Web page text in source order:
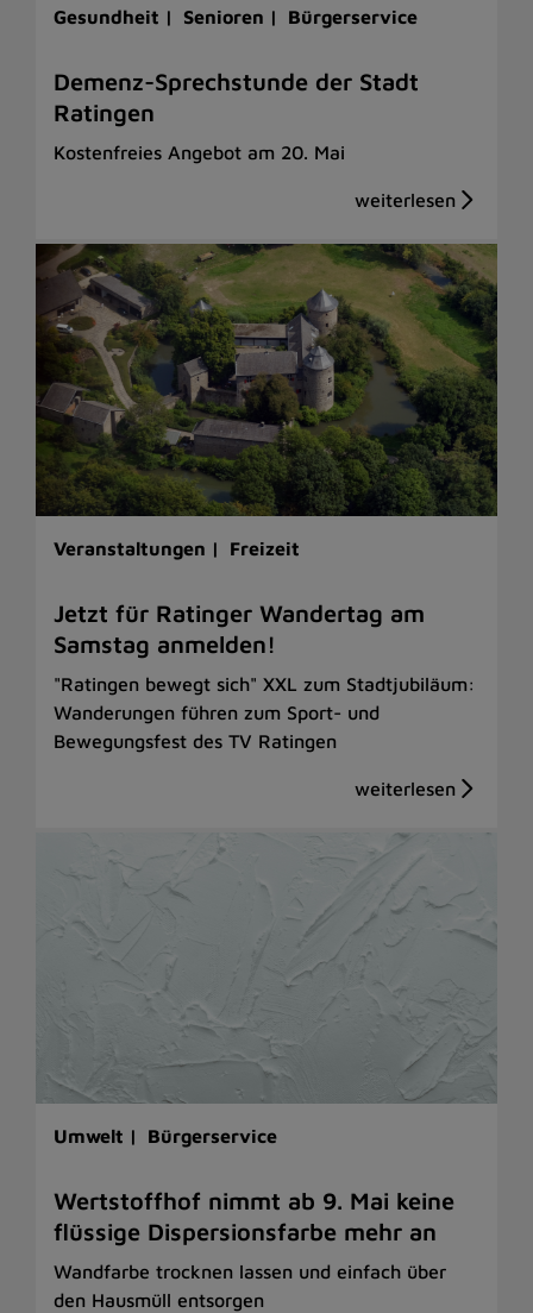
Gesundheit | Senioren | Bürgerservice
Demenz-Sprechstunde der Stadt
Ratingen
Kostenfreies Angebot am 20. Mai
Veranstaltungen | Freizeit
Jetzt für Ratinger Wandertag am
Samstag anmelden!
"Ratingen bewegt sich" XXL zum Stadtjubiläum:
Wanderungen führen zum Sport- und
Bewegungsfest des TV Ratingen
Umwelt | Bürgerservice
Wertstoffhof nimmt ab 9. Mai keine
flüssige Dispersionsfarbe mehr an
Wandfarbe trocknen lassen und einfach über
den Hausmüll entsorgen